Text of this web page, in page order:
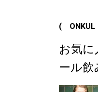
(
お気
ール